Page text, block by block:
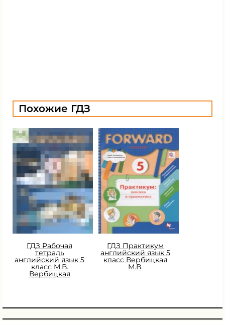
Похожие ГДЗ
ГДЗ Рабочая
тетрадь
английский язык 5
класс М.В.
Вербицкая
ГДЗ Практикум
английский язык 5
класс Вербицкая
М.В.